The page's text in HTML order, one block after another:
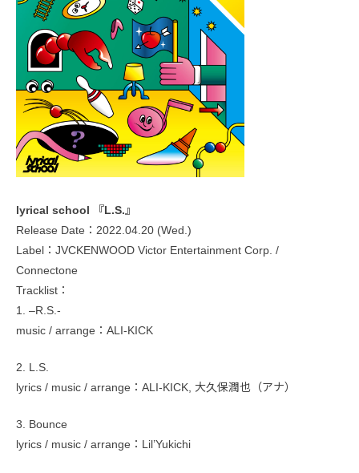
lyrical school 『L.S.』
Release Date：2022.04.20 (Wed.)
Label：JVCKENWOOD Victor Entertainment Corp. /
Connectone
Tracklist：
1. –R.S.-
music / arrange：ALI-KICK
2. L.S.
lyrics / music / arrange：ALI-KICK, 大久保潤也（アナ）
3. Bounce
lyrics / music / arrange：Lil’Yukichi